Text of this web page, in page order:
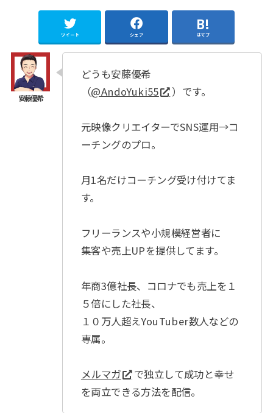
ツイート シェア はてブ
どうも安藤優希
（@AndoYuki55 ）です。
元映像クリエイターでSNS運用→コ
ーチングのプロ。
月1名だけコーチング受け付けてま
す。
フリーランスや小規模経営者に
集客や売上UPを提供してます。
年商3億社長、コロナでも売上を１
５倍にした社長、
１０万人超えYouTuber数人などの
専属。
メルマガ
で独立して成功と幸せ
を両立できる方法を配信。